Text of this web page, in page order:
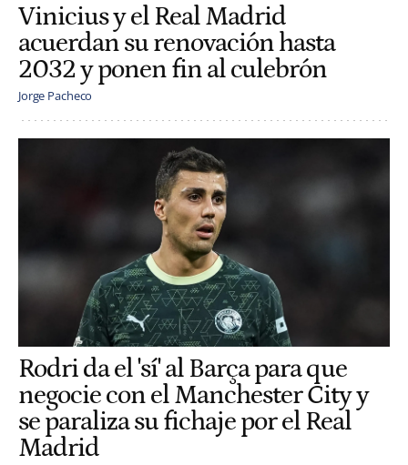
Vinicius y el Real Madrid
acuerdan su renovación hasta
2032 y ponen fin al culebrón
Jorge Pacheco
Rodri da el 'sí' al Barça para que
negocie con el Manchester City y
se paraliza su fichaje por el Real
Madrid